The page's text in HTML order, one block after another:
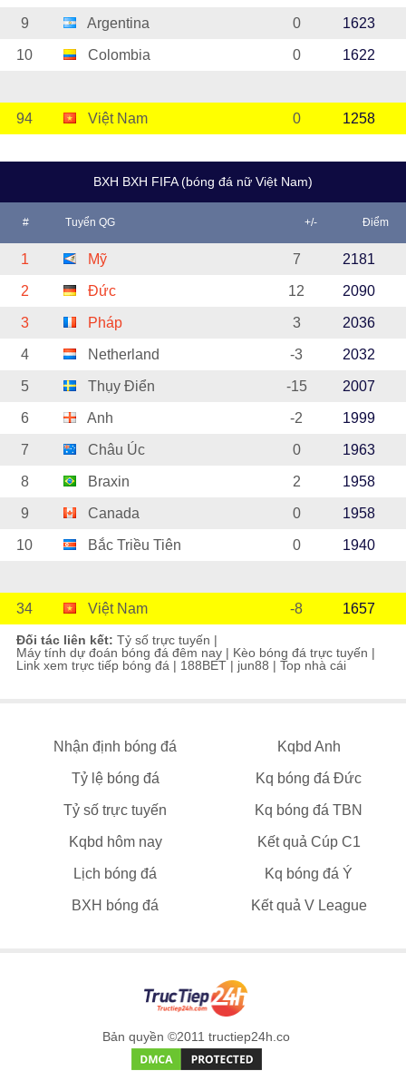
9 Argentina 0 1623
10 Colombia 0 1622
94 Việt Nam 0 1258
BXH BXH FIFA (bóng đá nữ Việt Nam)
# Tuyển QG +/- Điểm
1 Mỹ 7 2181
2 Đức 12 2090
3 Pháp 3 2036
4 Netherland -3 2032
5 Thụy Điển -15 2007
6 Anh -2 1999
7 Châu Úc 0 1963
8 Braxin 2 1958
9 Canada 0 1958
10 Bắc Triều Tiên 0 1940
34 Việt Nam -8 1657
Đối tác liên kết: Tỷ số trực tuyến |
Máy tính dự đoán bóng đá đêm nay | Kèo bóng đá trực tuyến |
Link xem trực tiếp bóng đá | 188BET | jun88 | Top nhà cái
Nhận định bóng đá Kqbd Anh
Tỷ lệ bóng đá Kq bóng đá Đức
Tỷ số trực tuyến Kq bóng đá TBN
Kqbd hôm nay Kết quả Cúp C1
Lịch bóng đá Kq bóng đá Ý
BXH bóng đá Kết quả V League
Bản quyền ©2011 tructiep24h.co